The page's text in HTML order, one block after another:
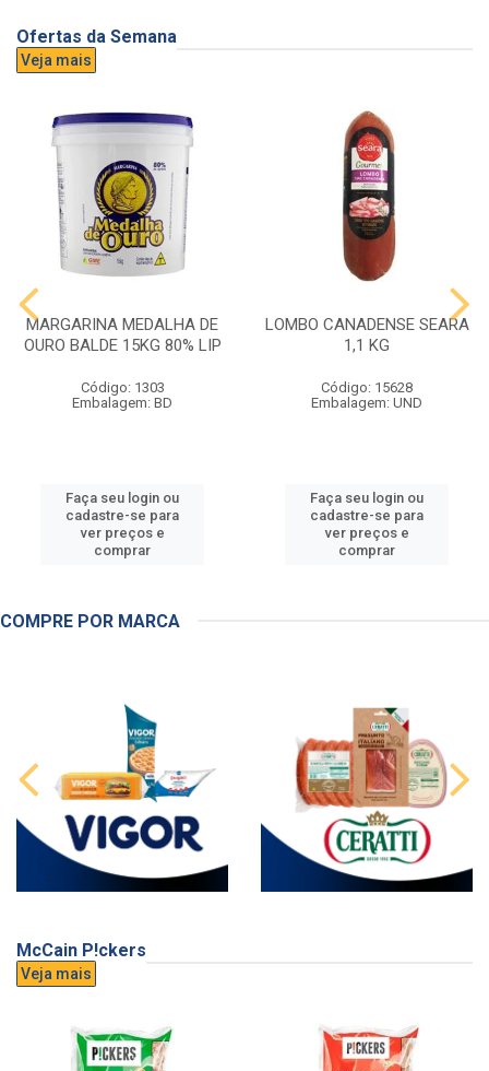
Ofertas da Semana
Veja mais
MARGARINA MEDALHA DE
OURO BALDE 15KG 80% LIP
Código: 1303
Embalagem: BD
Faça seu login ou
cadastre-se para
ver preços e
comprar
LOMBO CANADENSE SEARA
1,1 KG
Código: 15628
Embalagem: UND
Faça seu login ou
cadastre-se para
ver preços e
comprar
COMPRE POR MARCA
McCain P!ckers
Veja mais